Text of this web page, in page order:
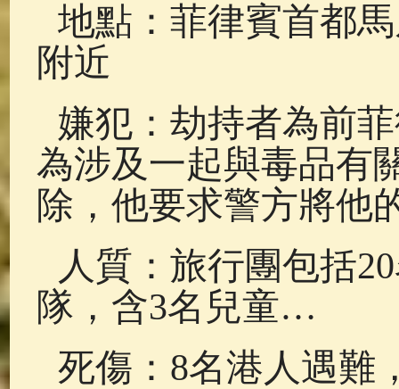
地點：菲律賓首都
附近
嫌犯：劫持者為前
為涉及一起與毒品有
除，他要求警方將他
人質：旅行團包括
隊，含3名兒童…
死傷：8名港人遇難